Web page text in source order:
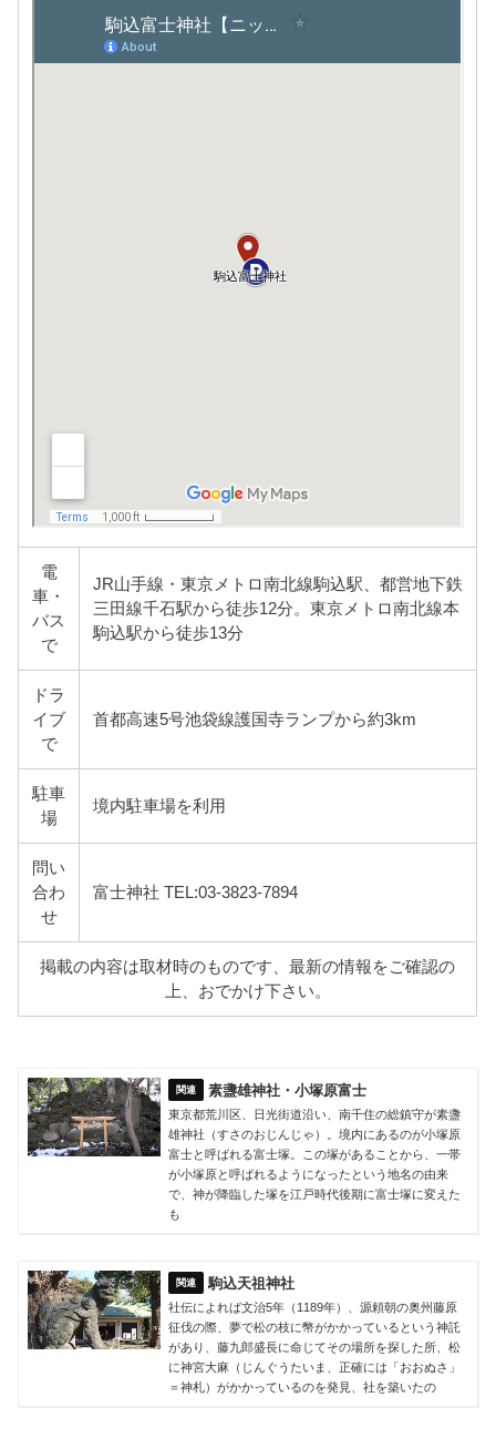
電
車・
バス
で
JR山手線・東京メトロ南北線駒込駅、都営地下鉄
三田線千石駅から徒歩12分。東京メトロ南北線本
駒込駅から徒歩13分
ドラ
イブ
で
首都高速5号池袋線護国寺ランプから約3km
駐車
場
境内駐車場を利用
問い
合わ
せ
富士神社 TEL:03‐3823‐7894
掲載の内容は取材時のものです、最新の情報をご確認の
上、おでかけ下さい。
素盞雄神社・小塚原富士
東京都荒川区、日光街道沿い、南千住の総鎮守が素盞
雄神社（すさのおじんじゃ）。境内にあるのが小塚原
富士と呼ばれる富士塚。この塚があることから、一帯
が小塚原と呼ばれるようになったという地名の由来
で、神が降臨した塚を江戸時代後期に富士塚に変えた
も
駒込天祖神社
社伝によれば文治5年（1189年）、源頼朝の奥州藤原
征伐の際、夢で松の枝に幣がかかっているという神託
があり、藤九郎盛長に命じてその場所を探した所、松
に神宮大麻（じんぐうたいま、正確には「おおぬさ」
＝神札）がかかっているのを発見、社を築いたの